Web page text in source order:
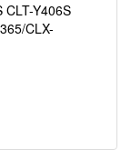
CLT-Y406S
CLX-